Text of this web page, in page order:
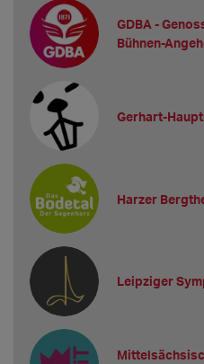
GDBA -
Bühnen-
Gerhart-
Harzer
Leipziger